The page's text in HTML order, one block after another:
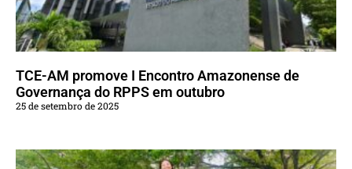
TCE-AM promove I Encontro Amazonense de
Governança do RPPS em outubro
25 de setembro de 2025